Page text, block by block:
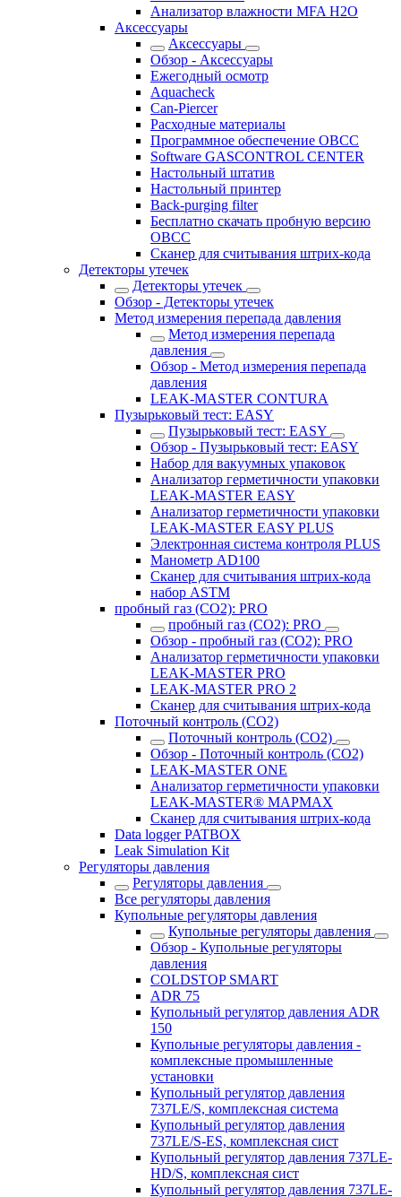
Анализатор влажности MFA H2O
Аксессуары
Аксессуары
Обзор - Аксессуары
Ежегодный осмотр
Aquacheck
Can-Piercer
Расходные материалы
Программное обеспечение OBCC
Software GASCONTROL CENTER
Настольный штатив
Настольный принтер
Back-purging filter
Бесплатно скачать пробную версию
OBCC
Сканер для считывания штрих-кода
Детекторы утечек
Детекторы утечек
Обзор - Детекторы утечек
Метод измерения перепада давления
Метод измерения перепада
давления
Обзор - Метод измерения перепада
давления
LEAK-MASTER CONTURA
Пузырьковый тест: EASY
Пузырьковый тест: EASY
Обзор - Пузырьковый тест: EASY
Набор для вакуумных упаковок
Анализатор герметичности упаковки
LEAK-MASTER EASY
Анализатор герметичности упаковки
LEAK-MASTER EASY PLUS
Электронная система контроля PLUS
Манометр AD100
Сканер для считывания штрих-кода
набор ASTM
пробный газ (CO2): PRO
пробный газ (CO2): PRO
Обзор - пробный газ (CO2): PRO
Анализатор герметичности упаковки
LEAK-MASTER PRO
LEAK-MASTER PRO 2
Сканер для считывания штрих-кода
Поточный контроль (CO2)
Поточный контроль (CO2)
Обзор - Поточный контроль (CO2)
LEAK-MASTER ONE
Анализатор герметичности упаковки
LEAK-MASTER® MAPMAX
Сканер для считывания штрих-кода
Data logger PATBOX
Leak Simulation Kit
Регуляторы давления
Регуляторы давления
Все регуляторы давления
Купольные регуляторы давления
Купольные регуляторы давления
Обзор - Купольные регуляторы
давления
COLDSTOP SMART
ADR 75
Купольный регулятор давления ADR
150
Купольные регуляторы давления -
комплексные промышленные
установки
Купольный регулятор давления
737LE/S, комплексная система
Купольный регулятор давления
737LE/S-ES, комплексная сист
Купольный регулятор давления 737LE-
HD/S, комплексная сист
Купольный регулятор давления 737LE-